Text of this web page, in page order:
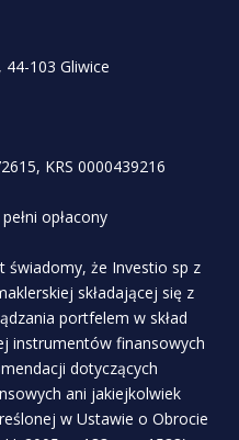
44-103 Gliwice
KRS 0000439216
opłacony
świadomy, że Investio sp z
składającej się z
portfelem w skład
instrumentów finansowych
dotyczących
ani jakiejkolwiek
w Ustawie o Obrocie